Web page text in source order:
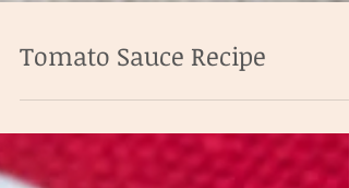
Tomato Sauce Recipe